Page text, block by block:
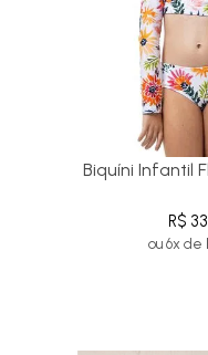
Biquíni Infantil
R$
ou 6x de